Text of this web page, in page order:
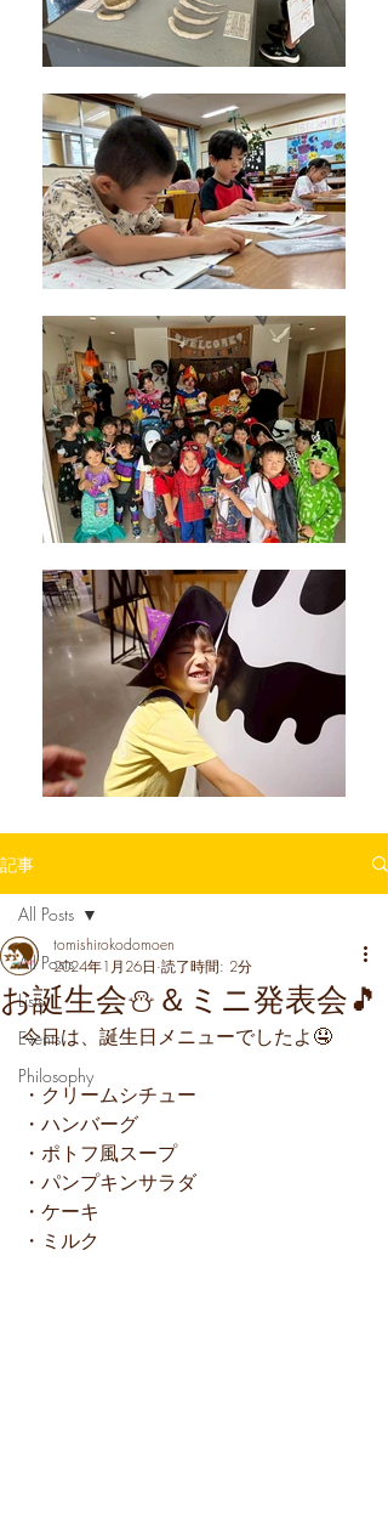
記事
All Posts
Lists
Events
Philosophy
All Posts
お誕生会⛄＆ミニ発表会🎵
tomishirokodomoen
2024年1月26日 読了時間: 2分
今日は、誕生日メニューでしたよ🤤
・クリームシチュー
・ハンバーグ
・ポトフ風スープ
・パンプキンサラダ
・ケーキ
・ミルク